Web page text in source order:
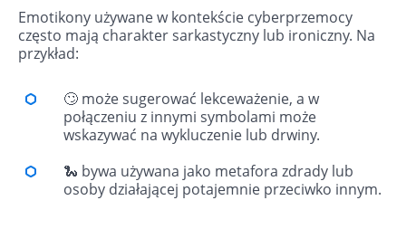
Emotikony używane w kontekście cyberprzemocy
często mają charakter sarkastyczny lub ironiczny. Na
przykład:
🙄 może sugerować lekceważenie, a w
połączeniu z innymi symbolami może
wskazywać na wykluczenie lub drwiny.
🐍 bywa używana jako metafora zdrady lub
osoby działającej potajemnie przeciwko innym.